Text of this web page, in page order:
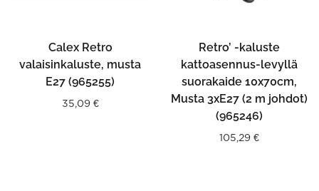
Calex Retro
valaisinkaluste, musta
E27 (965255)
35,09 €
Retro’ -kaluste
kattoasennus-levyllä
suorakaide 10x70cm,
Musta 3xE27 (2 m johdot)
(965246)
105,29 €